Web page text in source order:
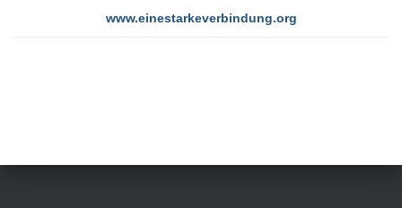
www.einestarkeverbindung.org